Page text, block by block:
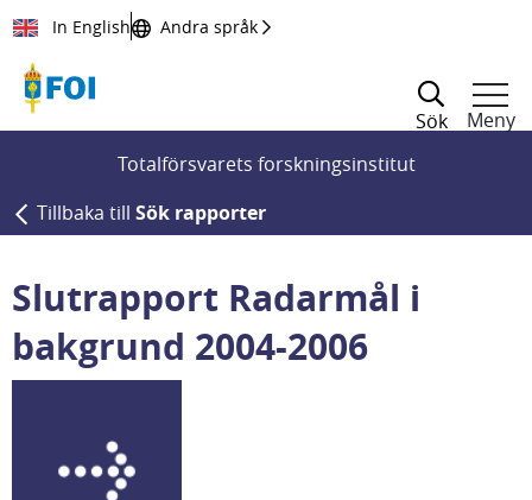
Till innehållet
In English Andra språk
Sök
Meny
Totalförsvarets forskningsinstitut
Tillbaka till Sök rapporter
Slutrapport Radarmål i
bakgrund 2004-2006